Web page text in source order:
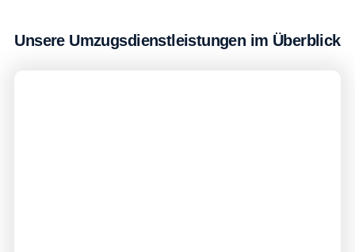
Unsere Umzugsdienstleistungen im Überblick